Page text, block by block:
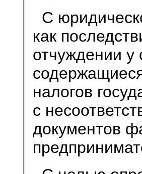
С
как
отчуждении у
налогов
с
документов